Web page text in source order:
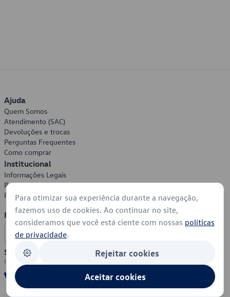
Ajuda
Quem Somos
Atendimento (SAC)
Devoluções e trocas
Perguntas Frequentes
Como comprar
Institucional
Informações Legais
Política de Privacidade
Política de Cookies
Formas de Pagamento
Segurança
Para otimizar sua experiência durante a navegação,
fazemos uso de cookies. Ao continuar no site,
consideramos que você está ciente com nossas políticas
de privacidade.
Rejeitar cookies
Aceitar cookies